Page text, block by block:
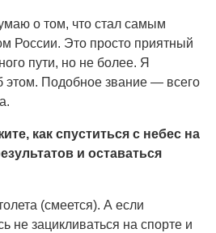
о том, что стал самым
России. Это просто приятный
пути, но не более. Я
этом. Подобное звание — всего
как спуститься с небес на
и оставаться
(смеется). А если
не зацикливаться на спорте и